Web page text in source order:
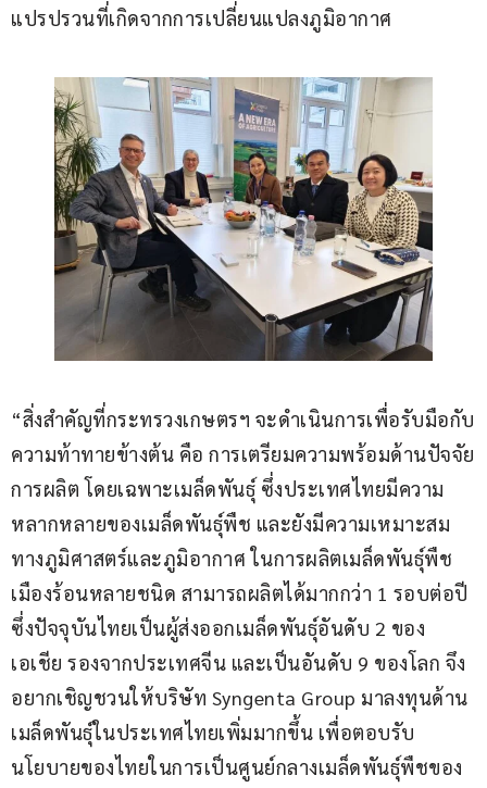
แปรปรวนที่เกิดจากการเปลี่ยนแปลงภูมิอากาศ
“สิ่งสำคัญที่กระทรวงเกษตรฯ จะดำเนินการเพื่อรับมือกับ
ความท้าทายข้างต้น คือ การเตรียมความพร้อมด้านปัจจัย
การผลิต โดยเฉพาะเมล็ดพันธุ์ ซึ่งประเทศไทยมีความ
หลากหลายของเมล็ดพันธุ์พืช และยังมีความเหมาะสม
ทางภูมิศาสตร์และภูมิอากาศ ในการผลิตเมล็ดพันธุ์พืช
เมืองร้อนหลายชนิด สามารถผลิตได้มากกว่า 1 รอบต่อปี
ซึ่งปัจจุบันไทยเป็นผู้ส่งออกเมล็ดพันธุ์อันดับ 2 ของ
เอเชีย รองจากประเทศจีน และเป็นอันดับ 9 ของโลก จึง
อยากเชิญชวนให้บริษัท Syngenta Group มาลงทุนด้าน
เมล็ดพันธุ์ในประเทศไทยเพิ่มมากขึ้น เพื่อตอบรับ
นโยบายของไทยในการเป็นศูนย์กลางเมล็ดพันธุ์พืชของ